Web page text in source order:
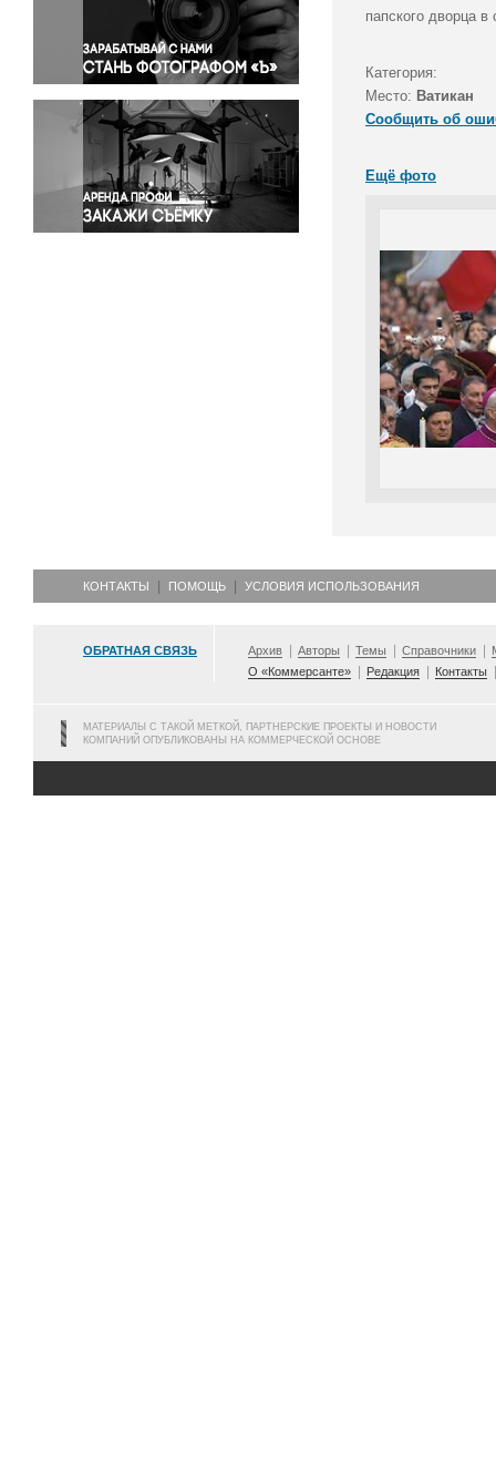
Правосудие
Происшествия и конфликты
Религия
Светская жизнь
Спорт
Экология
Экономика и бизнес
папского дворца
Категория:
Место: Ватикан
Сообщить об
Ещё фото
КОНТАКТЫ ПОМОЩЬ УСЛОВИЯ ИСПОЛЬЗОВАНИЯ
ОБРАТНАЯ СВЯЗЬ Архив Авторы Темы Справочники
О «Коммерсанте»
Редакция Контакты
МАТЕРИАЛЫ С ТАКОЙ МЕТКОЙ, ПАРТНЕРСКИЕ ПРОЕКТЫ И НОВОСТИ
КОМПАНИЙ ОПУБЛИКОВАНЫ НА КОММЕРЧЕСКОЙ ОСНОВЕ